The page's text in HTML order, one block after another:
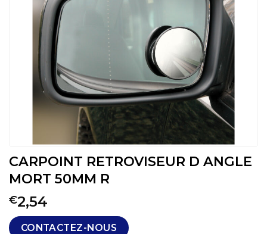
CARPOINT RETROVISEUR D ANGLE
MORT 50MM R
€2,54
CONTACTEZ-NOUS